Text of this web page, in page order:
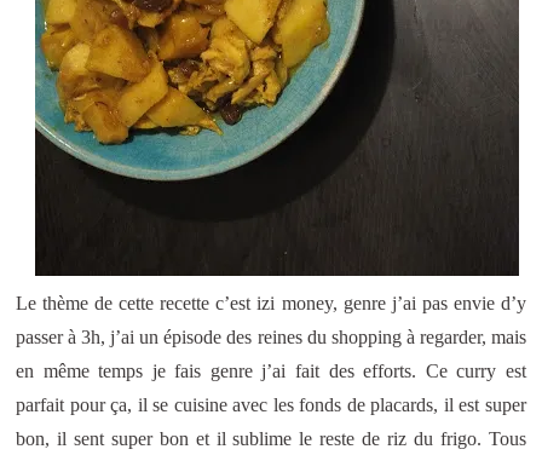
Le thème de cette recette c’est izi money, genre j’ai pas envie d’y
passer à 3h, j’ai un épisode des reines du shopping à regarder, mais
en même temps je fais genre j’ai fait des efforts. Ce curry est
parfait pour ça, il se cuisine avec les fonds de placards, il est super
bon, il sent super bon et il sublime le reste de riz du frigo. Tous